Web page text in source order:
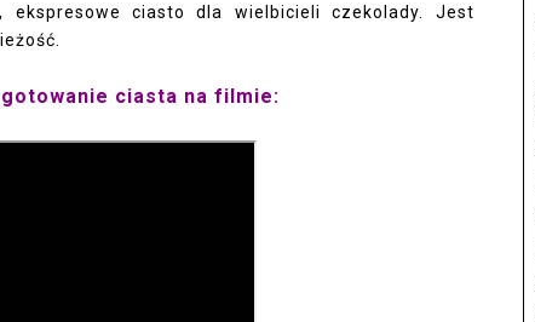
ciasto dla wielbicieli czekolady. Jest
ciasta na filmie: